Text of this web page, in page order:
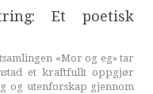
Et poetisk
«Mor og eg» tar
et kraftfullt oppgjør
og utenforskap gjennom